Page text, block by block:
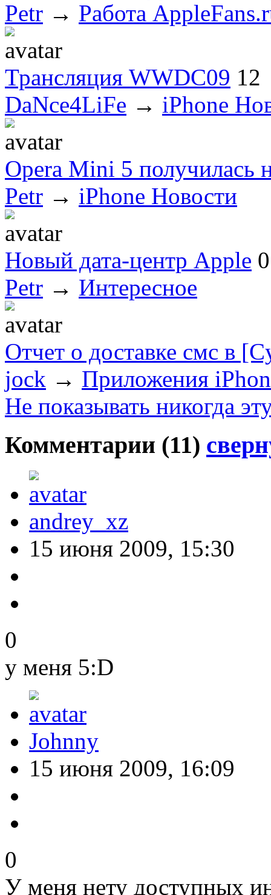
Petr → Работа
Трансляция WWDC09 12
DaNce4LiFe → iPhone
Opera Mini 5 получилась
Petr → iPhone Новости
Новый дата-центр Apple 0
Petr → Интересное
Отчет о доставке смс в
jock → Приложения
Не показывать никогда
Комментарии (11)
andrey_xz
15 июня 2009, 15:30
0
у меня 5:D
Johnny
15 июня 2009, 16:09
0
У меня нету доступных